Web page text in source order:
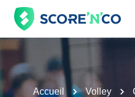
Accueil Volley